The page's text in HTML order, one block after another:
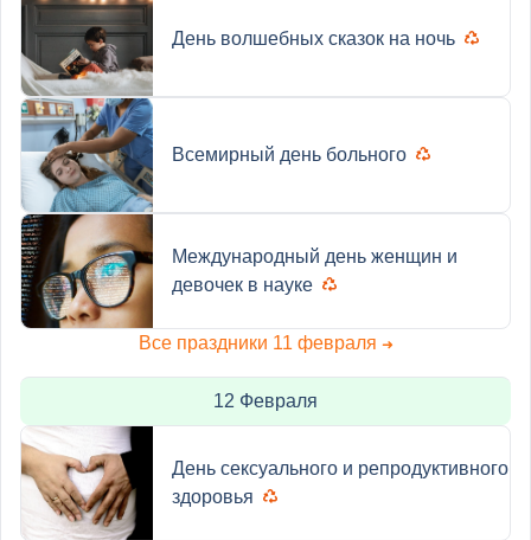
День волшебных сказок на ночь
Всемирный день больного
Международный день женщин и
девочек в науке
Все праздники 11 февраля ➜
12 Февраля
День сексуального и репродуктивного
здоровья